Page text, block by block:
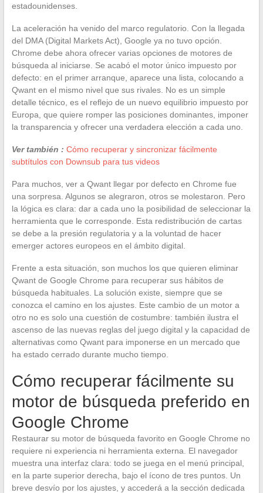
estadounidenses.
La aceleración ha venido del marco regulatorio. Con la llegada
del DMA (Digital Markets Act), Google ya no tuvo opción.
Chrome debe ahora ofrecer varias opciones de motores de
búsqueda al iniciarse. Se acabó el motor único impuesto por
defecto: en el primer arranque, aparece una lista, colocando a
Qwant en el mismo nivel que sus rivales. No es un simple
detalle técnico, es el reflejo de un nuevo equilibrio impuesto por
Europa, que quiere romper las posiciones dominantes, imponer
la transparencia y ofrecer una verdadera elección a cada uno.
Ver también : Cómo recuperar y sincronizar fácilmente
subtítulos con Downsub para tus videos
Para muchos, ver a Qwant llegar por defecto en Chrome fue
una sorpresa. Algunos se alegraron, otros se molestaron. Pero
la lógica es clara: dar a cada uno la posibilidad de seleccionar la
herramienta que le corresponde. Esta redistribución de cartas
se debe a la presión regulatoria y a la voluntad de hacer
emerger actores europeos en el ámbito digital.
Frente a esta situación, son muchos los que quieren eliminar
Qwant de Google Chrome para recuperar sus hábitos de
búsqueda habituales. La solución existe, siempre que se
conozca el camino en los ajustes. Este cambio de un motor a
otro no es solo una cuestión de costumbre: también ilustra el
ascenso de las nuevas reglas del juego digital y la capacidad de
alternativas como Qwant para imponerse en un mercado que
ha estado cerrado durante mucho tiempo.
Cómo recuperar fácilmente su
motor de búsqueda preferido en
Google Chrome
Restaurar su motor de búsqueda favorito en Google Chrome no
requiere ni experiencia ni herramienta externa. El navegador
muestra una interfaz clara: todo se juega en el menú principal,
en la parte superior derecha, bajo el ícono de tres puntos. Un
breve desvío por los ajustes, y accederá a la sección dedicada